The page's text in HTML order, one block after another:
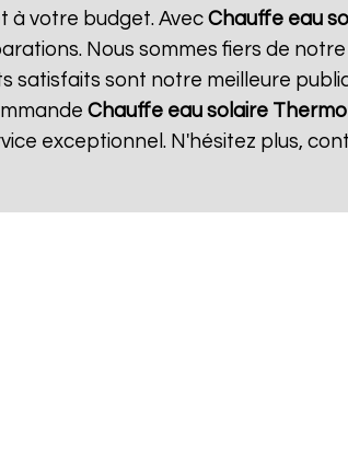
à votre budget. Avec Chauffe eau
Nous sommes fiers de
satisfaits sont notre meilleure
Chauffe eau solaire
exceptionnel. N'hésitez plus,